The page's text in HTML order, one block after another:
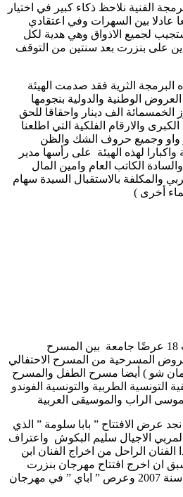
الفنية نلاحظ ذكاء كبير في اختيار
عادلا بين السهرات وفي اعتقادي
لجميع الاذواق وهي هدية لكل
على بنزرت بعد سنتين من التوقف
البرمجة الثرية فقد صدمت الهيئة
الوطنية والدولية بنجومها
الخمسمائة الف دينار واحقاقا للحق
والارقام الفلكية التي اطلعنا
و واو وجميع حروف الشك والظن
لهذه الهيئة على رأسها مدير
الكاتب العام وامين المال
والمكلفة بالاستقبال السيدة سهام
أخرى )
بالنسبة للبرمجة فقد تضمنت 18 عرضًا جامعة بين المسرح
المسرحية من المسرح الاحتفالي
مان شو ) أيضا مسرح الطفل والمسرح
التونسية الطربية والتونسية الفوندو
الراب والموسيقى العربية
عرض الافتتاح ” بابا سلومة ” الذي
الاجيال سليم البكوش واعتراف
الراحل من اخراج الفنان ابن
ان اخرج افتتاح مهرجان بنزرت
الدولي يعرض “جناكم زيار ” سنة 2007 وعرص ” اباي ” في مهرجان